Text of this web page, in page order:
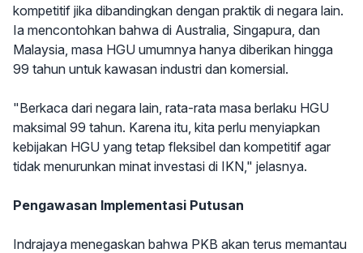
kompetitif jika dibandingkan dengan praktik di negara lain.
Ia mencontohkan bahwa di Australia, Singapura, dan
Malaysia, masa HGU umumnya hanya diberikan hingga
99 tahun untuk kawasan industri dan komersial.
"Berkaca dari negara lain, rata-rata masa berlaku HGU
maksimal 99 tahun. Karena itu, kita perlu menyiapkan
kebijakan HGU yang tetap fleksibel dan kompetitif agar
tidak menurunkan minat investasi di IKN," jelasnya.
Pengawasan Implementasi Putusan
Indrajaya menegaskan bahwa PKB akan terus memantau